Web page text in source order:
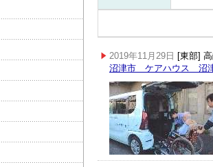
2019年11月29日 [東部]
沼津市 ケアハウス 沼